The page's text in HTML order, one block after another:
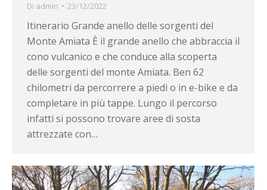
Di admin 23/12/2022
Itinerario Grande anello delle sorgenti del
Monte Amiata È il grande anello che abbraccia il
cono vulcanico e che conduce alla scoperta
delle sorgenti del monte Amiata. Ben 62
chilometri da percorrere a piedi o in e-bike e da
completare in più tappe. Lungo il percorso
infatti si possono trovare aree di sosta
attrezzate con…